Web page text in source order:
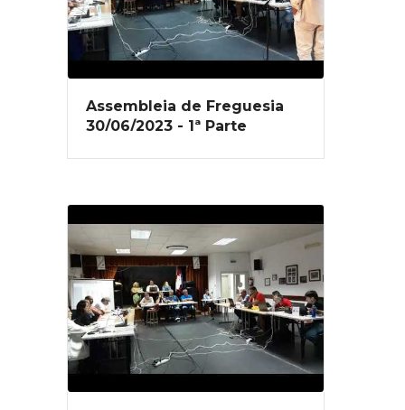
Assembleia de Freguesia
30/06/2023 - 1ª Parte